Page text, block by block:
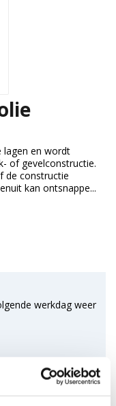
lagen en wordt
of gevelconstructie.
de constructie
kan ontsnappe...
werkdag weer